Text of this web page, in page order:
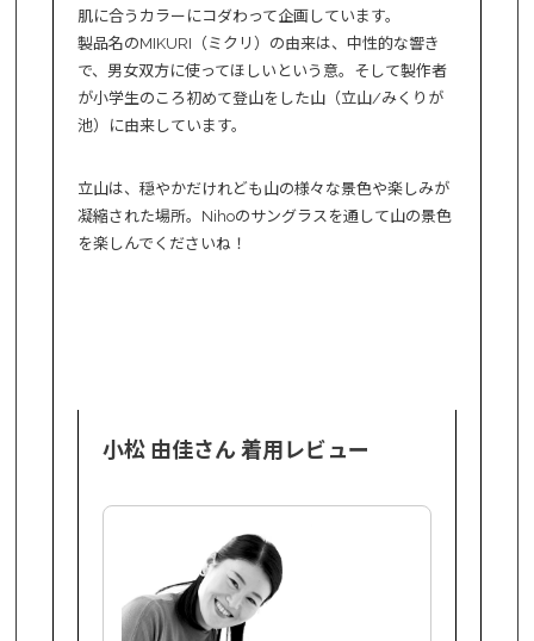
肌に合うカラーにコダわって企画しています。
製品名のMIKURI（ミクリ）の由来は、中性的な響き
で、男女双方に使ってほしいという意。そして製作者
が小学生のころ初めて登山をした山（立山/みくりが
池）に由来しています。
立山は、穏やかだけれども山の様々な景色や楽しみが
凝縮された場所。Nihoのサングラスを通して山の景色
を楽しんでくださいね！
小松 由佳さん 着用レビュー